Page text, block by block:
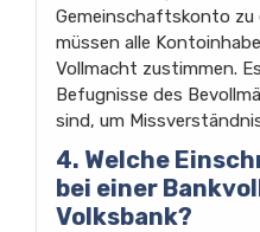
Gemeinschaftskonto zu
müssen alle
Vollmacht zustimmen.
Befugnisse des
sind, um
4. Welche
bei einer
Volksbank?